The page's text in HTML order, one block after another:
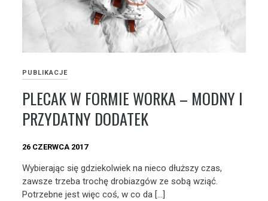
PUBLIKACJE
PLECAK W FORMIE WORKA – MODNY I
PRZYDATNY DODATEK
26 CZERWCA 2017
Wybierając się gdziekolwiek na nieco dłuższy czas,
zawsze trzeba trochę drobiazgów ze sobą wziąć.
Potrzebne jest więc coś, w co da […]